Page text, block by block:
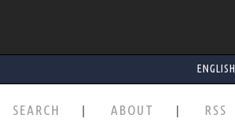
ENGLISH
SEARCH ABOUT RSS